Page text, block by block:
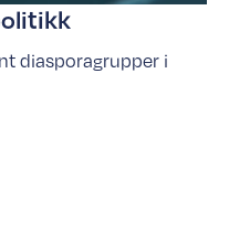
diasporagrupper i